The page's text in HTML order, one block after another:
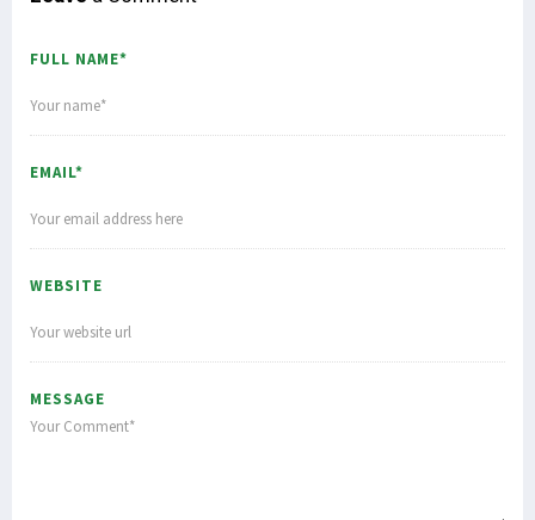
FULL NAME*
EMAIL*
WEBSITE
MESSAGE